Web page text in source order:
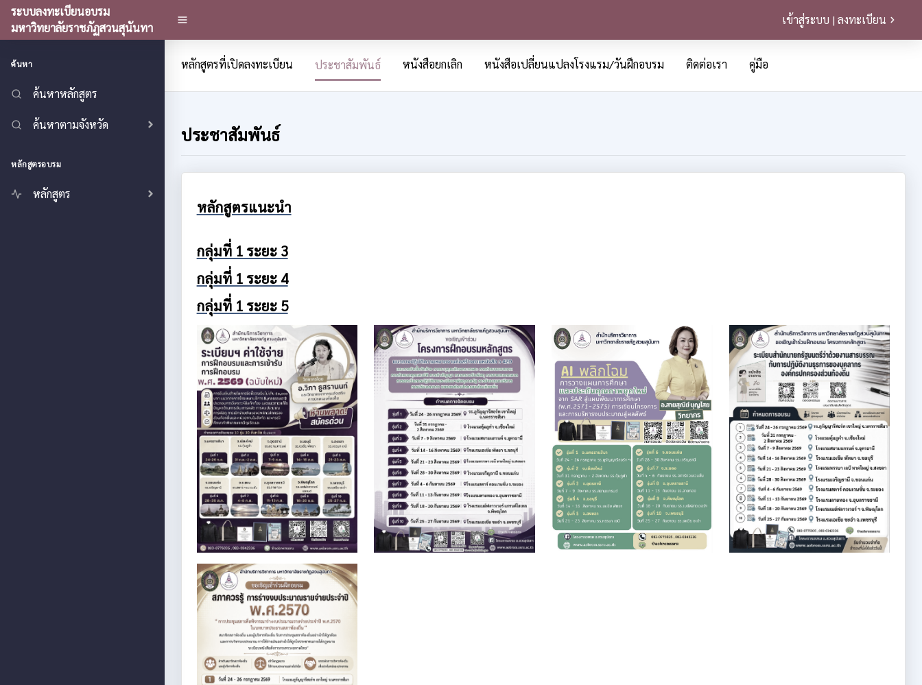
ระบบลงทะเบียนอบรม
มหาวิทยาลัยราชภัฏสวนสุนันทา
เข้าสู่ระบบ | ลงทะเบียน
ค้นหา
ค้นหาหลักสูตร
ค้นหาตามจังหวัด
หลักสูตรอบรม
หลักสูตร
หลักสูตรที่เปิดลงทะเบียน ประชาสัมพันธ์ หนังสือยกเลิก หนังสือเปลี่ยนแปลงโรงแรม/วันฝึกอบรม ติดต่อเรา คู่มือ
ประชาสัมพันธ์
หลักสูตรแนะนำ
กลุ่มที่ 1 ระยะ 3
กลุ่มที่ 1 ระยะ 4
กลุ่มที่ 1 ระยะ 5